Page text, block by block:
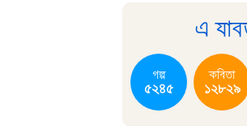
এ
গল্প
৫২৪৫
কবিতা
১২৮২৯